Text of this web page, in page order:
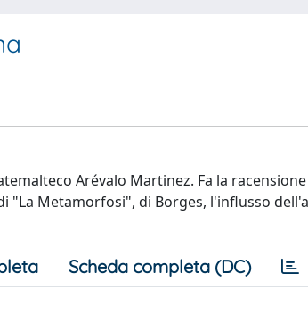
Arévalo Martinez. Fa la
"La Metamorfosi", di Borges, l'influsso
Scheda completa (DC)